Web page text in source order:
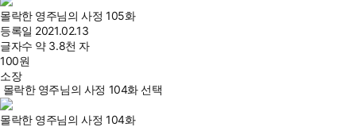
몰락한 영주님의 사정 105화
등록일 2021.02.13
글자수 약 3.8천 자
100원
소장
몰락한 영주님의 사정 104화 선택
몰락한 영주님의 사정 104화